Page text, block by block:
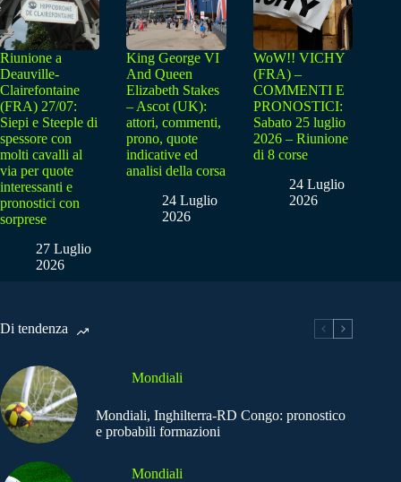
Riunione a
Deauville-
Clairefontaine
(FRA) 27/07:
Siepi e Steeple di
spessore con
molti cavalli al
via per quote
interessanti e
pronostici con
sorprese
27 Luglio
2026
King George VI
And Queen
Elizabeth Stakes
– Ascot (UK):
attori, commenti,
prono, quote
indicative ed
analisi della corsa
24 Luglio
2026
WoW!! VICHY
(FRA) –
COMMENTI E
PRONOSTICI:
Sabato 25 luglio
2026 – Riunione
di 8 corse
24 Luglio
2026
Di tendenza
Mondiali
Mondiali, Inghilterra-RD Congo: pronostico
e probabili formazioni
Mondiali